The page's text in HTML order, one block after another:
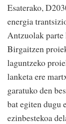
Esaterako,
energia
Antzuolak parte
Birgaitzen
laguntzeko
lanketa ere
garatuko den
bat egiten dugu
ezinbestekoa